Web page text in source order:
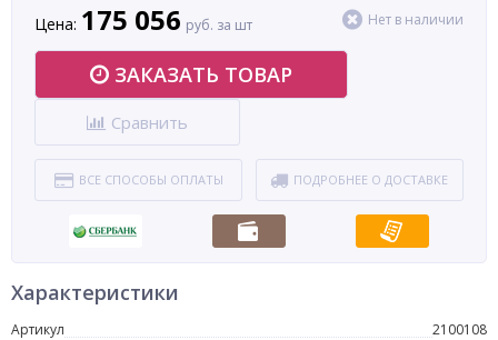
Цена: 175 056 руб. за шт Нет в наличии
ЗАКАЗАТЬ ТОВАР
Сравнить
ВСЕ СПОСОБЫ ОПЛАТЫ ПОДРОБНЕЕ О ДОСТАВКЕ
Характеристики
Артикул
2100108